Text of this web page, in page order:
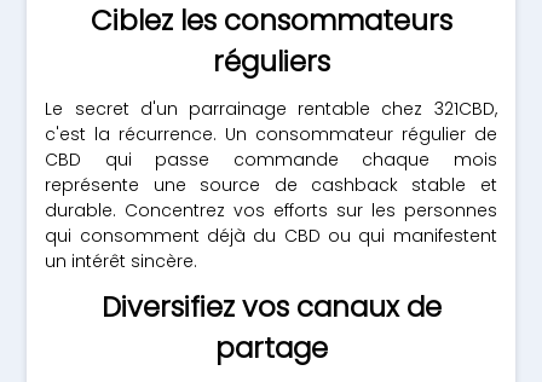
Ciblez les consommateurs
réguliers
Le secret d'un parrainage rentable chez 321CBD,
c'est la récurrence. Un consommateur régulier de
CBD qui passe commande chaque mois
représente une source de cashback stable et
durable. Concentrez vos efforts sur les personnes
qui consomment déjà du CBD ou qui manifestent
un intérêt sincère.
Diversifiez vos canaux de
partage